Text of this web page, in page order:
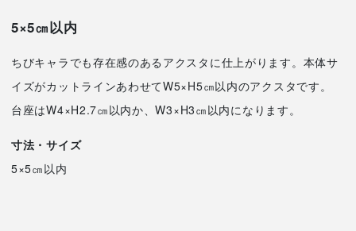
5×5㎝以内
ちびキャラでも存在感のあるアクスタに仕上がります。本体サ
イズがカットラインあわせてW5×H5㎝以内のアクスタです。
台座はW4×H2.7㎝以内か、W3×H3㎝以内になります。
寸法・サイズ
5×5㎝以内